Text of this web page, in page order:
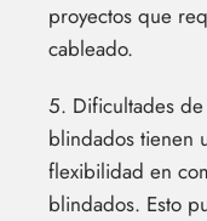
proyectos que
cableado.
5. Dificultades
blindados tienen
flexibilidad en
blindados. Esto